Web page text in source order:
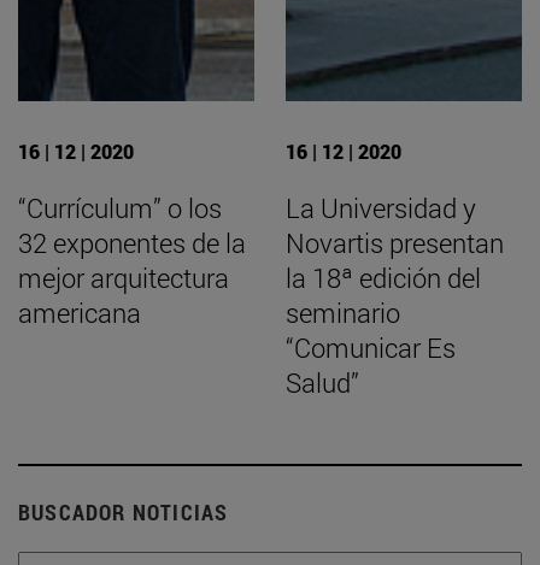
16 | 12 | 2020
“Currículum” o los
32 exponentes de la
mejor arquitectura
americana
16 | 12 | 2020
La Universidad y
Novartis presentan
la 18ª edición del
seminario
“Comunicar Es
Salud”
BUSCADOR NOTICIAS